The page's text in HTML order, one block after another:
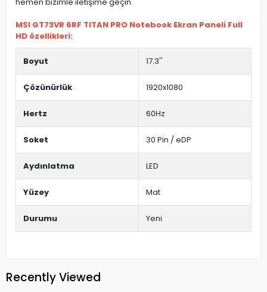
MSI GT73VR 6RF TITAN PRO Notebook Ekran Paneli Full
HD özellikleri:
Boyut 17.3''
Çözünürlük 1920x1080
Hertz 60Hz
Soket 30 Pin / eDP
Aydınlatma LED
Yüzey Mat
Durumu Yeni
Recently Viewed